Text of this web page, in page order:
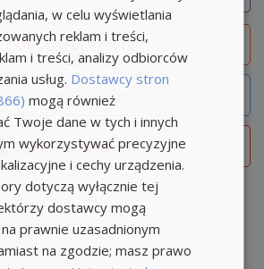
Obserwujofertę
ogłoszenie
Zgłoś naruszenie
w celu wyświetlania
reklam i treści,
i treści, analizy odbiorców
usług. Dostawcy stron
mogą również
Twoje dane w tych i innych
wykorzystywać precyzyjne
i cechy urządzenia.
dotyczą wyłącznie tej
dostawcy mogą
prawnie uzasadnionym
na zgodzie; masz prawo